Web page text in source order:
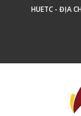
HUETC - ĐỊA